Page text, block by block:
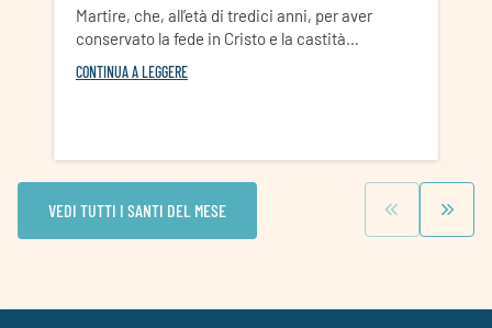
Martire, che, all’età di tredici anni, per aver
conservato la fede in Cristo e la castità…
CONTINUA A LEGGERE
VEDI TUTTI I SANTI DEL MESE